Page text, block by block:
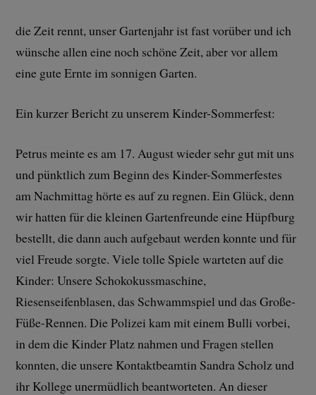
die Zeit rennt, unser Gartenjahr ist fast vorüber und ich
wünsche allen eine noch schöne Zeit, aber vor allem
eine gute Ernte im sonnigen Garten.
Ein kurzer Bericht zu unserem Kinder-Sommerfest:
Petrus meinte es am 17. August wieder sehr gut mit uns
und pünktlich zum Beginn des Kinder-Sommerfestes
am Nachmittag hörte es auf zu regnen. Ein Glück, denn
wir hatten für die kleinen Gartenfreunde eine Hüpfburg
bestellt, die dann auch aufgebaut werden konnte und für
viel Freude sorgte. Viele tolle Spiele warteten auf die
Kinder: Unsere Schokokussmaschine,
Riesenseifenblasen, das Schwammspiel und das Große-
Füße-Rennen. Die Polizei kam mit einem Bulli vorbei,
in dem die Kinder Platz nahmen und Fragen stellen
konnten, die unsere Kontaktbeamtin Sandra Scholz und
ihr Kollege unermüdlich beantworteten. An dieser